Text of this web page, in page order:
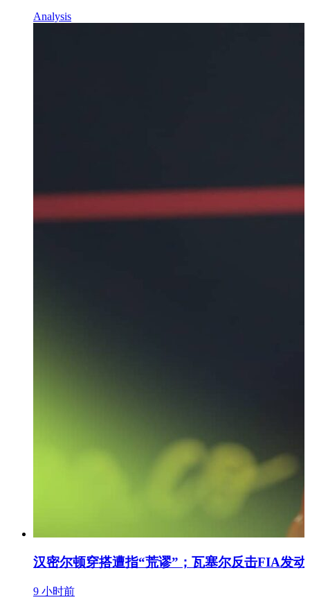
Analysis
汉密尔顿穿搭遭指“荒谬”；瓦塞尔反击FIA发
9 小时前